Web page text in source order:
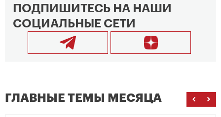
ПОДПИШИТЕСЬ НА НАШИ
СОЦИАЛЬНЫЕ СЕТИ
ГЛАВНЫЕ ТЕМЫ МЕСЯЦА